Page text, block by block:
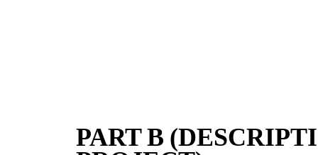
PARTB